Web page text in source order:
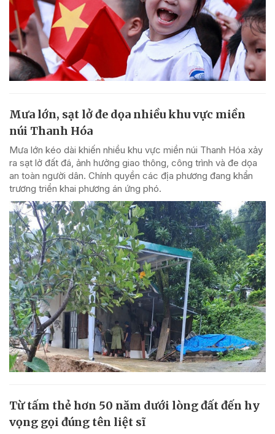
Mưa lớn, sạt lở đe dọa nhiều khu vực miền
núi Thanh Hóa
Mưa lớn kéo dài khiến nhiều khu vực miền núi Thanh Hóa xảy
ra sạt lở đất đá, ảnh hưởng giao thông, công trình và đe dọa
an toàn người dân. Chính quyền các địa phương đang khẩn
trương triển khai phương án ứng phó.
Từ tấm thẻ hơn 50 năm dưới lòng đất đến hy
vọng gọi đúng tên liệt sĩ